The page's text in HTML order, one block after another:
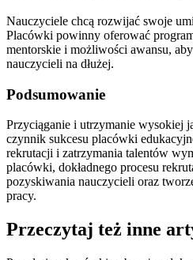
Nauczyciele chcą rozwijać swoje
Placówki powinny oferować
mentorskie i możliwości awansu,
nauczycieli na dłużej.
Podsumowanie
Przyciąganie i utrzymanie wysokiej
czynnik sukcesu placówki
rekrutacji i zatrzymania talentów
placówki, dokładnego procesu
pozyskiwania nauczycieli oraz
pracy.
Przeczytaj też inne